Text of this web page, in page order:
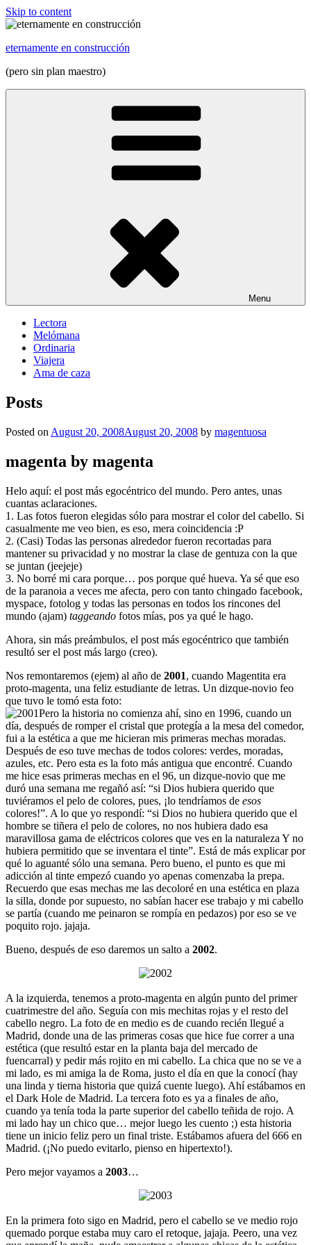
Skip to content
eternamente en construcción
(pero sin plan maestro)
Menu
Lectora
Melómana
Ordinaria
Viajera
Ama de caza
Posts
Posted on August 20, 2008August 20, 2008 by magentuosa
magenta by magenta
Helo aquí: el post más egocéntrico del mundo. Pero antes, unas
cuantas aclaraciones.
1. Las fotos fueron elegidas sólo para mostrar el color del cabello. Si
casualmente me veo bien, es eso, mera coincidencia :P
2. (Casi) Todas las personas alrededor fueron recortadas para
mantener su privacidad y no mostrar la clase de gentuza con la que
se juntan (jeejeje)
3. No borré mi cara porque… pos porque qué hueva. Ya sé que eso
de la paranoia a veces me afecta, pero con tanto chingado facebook,
myspace, fotolog y todas las personas en todos los rincones del
mundo (ajam) taggeando fotos mías, pos ya qué le hago.
Ahora, sin más preámbulos, el post más egocéntrico que también
resultó ser el post más largo (creo).
Nos remontaremos (ejem) al año de 2001, cuando Magentita era
proto-magenta, una feliz estudiante de letras. Un dizque-novio feo
que tuvo le tomó esta foto:
Pero la historia no comienza ahí, sino en 1996, cuando un
día, después de romper el cristal que protegía a la mesa del comedor,
fui a la estética a que me hicieran mis primeras mechas moradas.
Después de eso tuve mechas de todos colores: verdes, moradas,
azules, etc. Pero esta es la foto más antigua que encontré. Cuando
me hice esas primeras mechas en el 96, un dizque-novio que me
duró una semana me regañó así: “si Dios hubiera querido que
tuviéramos el pelo de colores, pues, ¡lo tendríamos de esos
colores!”. A lo que yo respondí: “si Dios no hubiera querido que el
hombre se tiñera el pelo de colores, no nos hubiera dado esa
maravillosa gama de eléctricos colores que ves en la naturaleza Y no
hubiera permitido que se inventara el tinte”. Está de más explicar por
qué lo aguanté sólo una semana. Pero bueno, el punto es que mi
adicción al tinte empezó cuando yo apenas comenzaba la prepa.
Recuerdo que esas mechas me las decoloré en una estética en plaza
la silla, donde por supuesto, no sabían hacer ese trabajo y mi cabello
se partía (cuando me peinaron se rompía en pedazos) por eso se ve
poquito rojo. jajaja.
Bueno, después de eso daremos un salto a 2002.
A la izquierda, tenemos a proto-magenta en algún punto del primer
cuatrimestre del año. Seguía con mis mechitas rojas y el resto del
cabello negro. La foto de en medio es de cuando recién llegué a
Madrid, donde una de las primeras cosas que hice fue correr a una
estética (que resultó estar en la planta baja del mercado de
fuencarral) y pedir más rojito en mi cabello. La chica que no se ve a
mi lado, es mi amiga la de Roma, justo el día en que la conocí (hay
una linda y tierna historia que quizá cuente luego). Ahí estábamos en
el Dark Hole de Madrid. La tercera foto es ya a finales de año,
cuando ya tenía toda la parte superior del cabello teñida de rojo. A
mi lado hay un chico que… mejor luego les cuento ;) esta historia
tiene un inicio feliz pero un final triste. Estábamos afuera del 666 en
Madrid. (¡No puedo evitarlo, pienso en hipertexto!).
Pero mejor vayamos a 2003…
En la primera foto sigo en Madrid, pero el cabello se ve medio rojo
quemado porque estaba muy caro el retoque, jajaja. Peero, una vez